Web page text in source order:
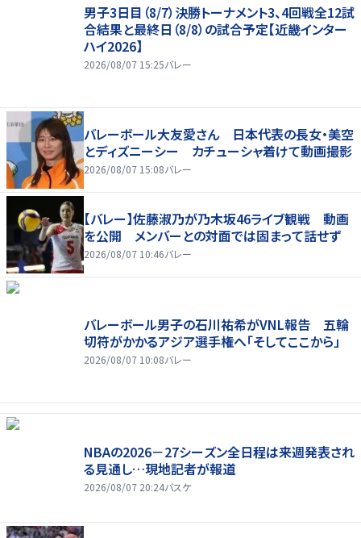
男子3日目（8/7）決勝トーナメント3、4回戦全12試
合結果と最終日（8/8）の試合予定【近畿インター
ハイ2026】
2026/08/07 15:25バレー
バレーボール大友愛さん 日本代表の長女・美空
とディズニーシー カチューシャ着けて動画撮影
2026/08/07 15:08バレー
【バレー】佐藤淑乃が乃木坂46ライブ観戦 動画
を公開 メンバーとの対面では固まって話せず
2026/08/07 10:46バレー
バレーボール男子の石川祐希がVNL報告 五輪
切符がかかるアジア選手権へ「そしてここから」
2026/08/07 10:08バレー
NBAの2026－27シーズン全日程は来週発表され
る見通し…現地記者が報道
2026/08/07 20:24バスケ